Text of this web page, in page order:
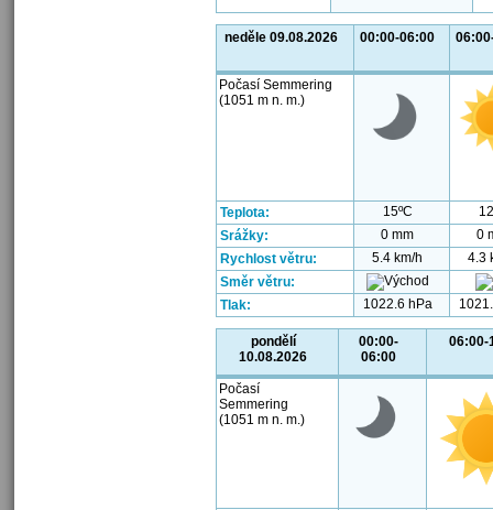
neděle 09.08.2026 00:00-06:00
Počasí Semmering
(1051 m n. m.)
Teplota: 15ºC
Srážky:
0 mm
0
Rychlost větru:
5.4 km/h
4.3
Směr větru:
Tlak:
1022.6 hPa
pondělí
10.08.2026
00:00-
06:00
06:00-
Počasí
Semmering
(1051 m n. m.)